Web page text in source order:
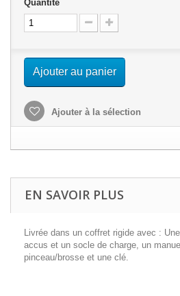
Quantité
Ajouter au panier
Ajouter à la sélection
EN SAVOIR PLUS
Livrée dans un coffret rigide avec :
accus et un socle de charge, un
pinceau/brosse et une clé.